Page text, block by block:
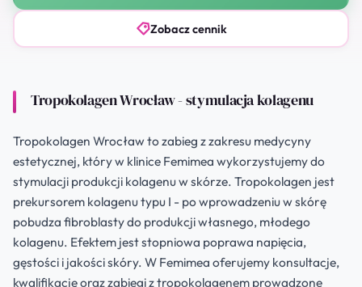
Zobacz cennik
Tropokolagen Wrocław - stymulacja kolagenu
Tropokolagen Wrocław to zabieg z zakresu medycyny
estetycznej, który w klinice Femimea wykorzystujemy do
stymulacji produkcji kolagenu w skórze. Tropokolagen jest
prekursorem kolagenu typu I - po wprowadzeniu w skórę
pobudza fibroblasty do produkcji własnego, młodego
kolagenu. Efektem jest stopniowa poprawa napięcia,
gęstości i jakości skóry. W Femimea oferujemy konsultacje,
kwalifikację oraz zabiegi z tropokolagenem prowadzone